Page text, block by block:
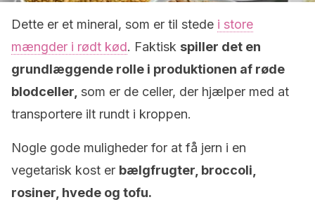
Dette er et mineral, som er til stede i store
mængder i rødt kød. Faktisk spiller det en
grundlæggende rolle i produktionen af røde
blodceller, som er de celler, der hjælper med at
transportere ilt rundt i kroppen.
Nogle gode muligheder for at få jern i en
vegetarisk kost er bælgfrugter, broccoli,
rosiner, hvede og tofu.